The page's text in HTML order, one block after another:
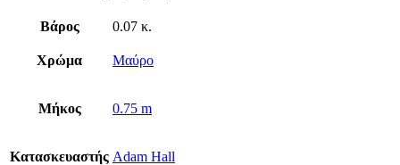
Βάρος 0.07 κ.
Χρώμα Μαύρο
Μήκος 0.75 m
Κατασκευαστής Adam Hall